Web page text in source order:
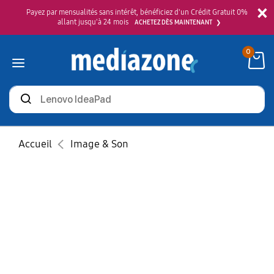
×
Payez par mensualités sans intérêt, bénéficiez d'un Crédit Gratuit 0%
allant jusqu'à 24 mois
ACHETEZ DÈS MAINTENANT
Rechercher
des
produits
0
Accueil Image & Son